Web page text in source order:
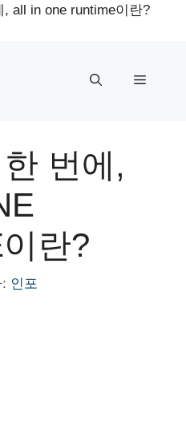
all in one runtime이란?
메
번에,
란?
인포